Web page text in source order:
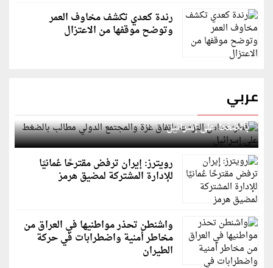
رندة كعدي تكشف مخاوف العمر
وتوضح موقفها من الاعتزال
عربي
قطر: حماس التزمت باتفاق غزة والمجتمع الدولي مطالب
بالضغط على إسرائيل
رويترز: إيران ترفض مقترحًا عُمانيًا
للإدارة المشتركة لمضيق هرمز
واشنطن تحذر مواطنيها في العراق من
مخاطر أمنية واضطرابات في حركة
الطيران